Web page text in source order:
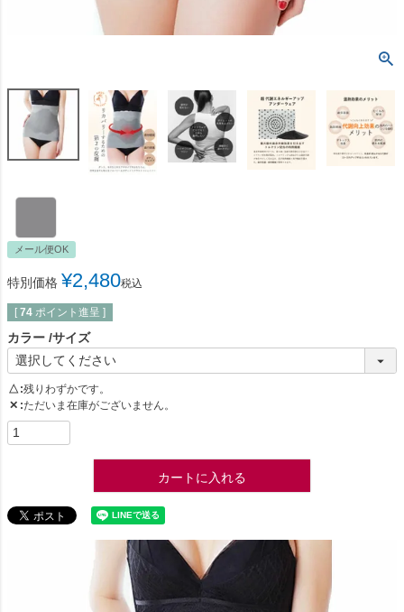
メール便OK
特別価格 ¥2,480税込
[ 74 ポイント進呈 ]
カラー サイズ
△ 残りわずかです。
✕ ただいま在庫がございません。
カートに入れる